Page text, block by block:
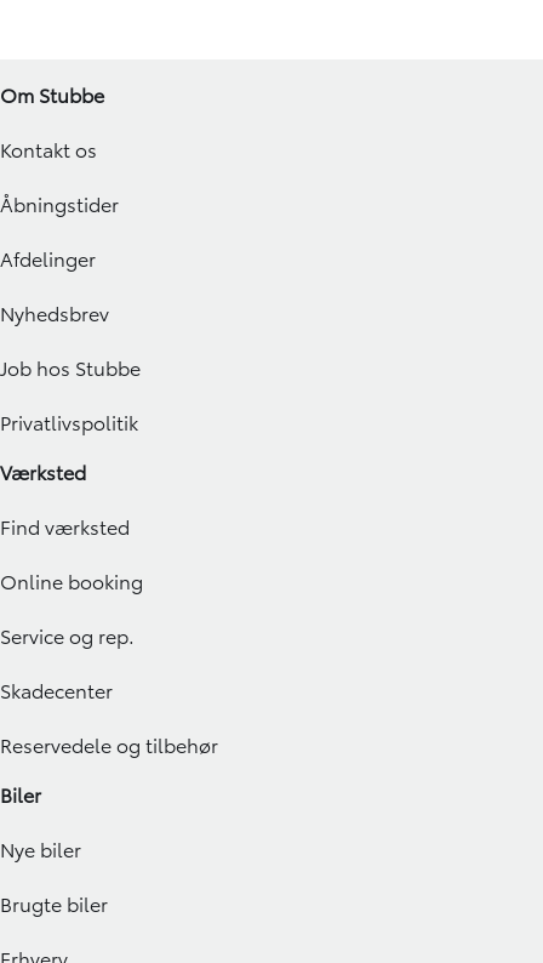
Om Stubbe
Kontakt os
Åbningstider
Afdelinger
Nyhedsbrev
Job hos Stubbe
Privatlivspolitik
Værksted
Find værksted
Online booking
Service og rep.
Skadecenter
Reservedele og tilbehør
Biler
Nye biler
Brugte biler